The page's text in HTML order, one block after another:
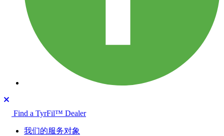
Find a TyrFil™ Dealer
我们的服务对象